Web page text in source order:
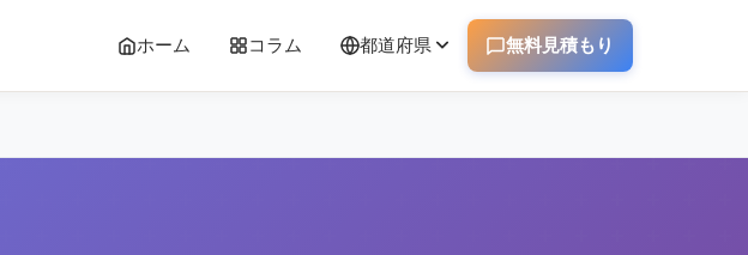
ホーム コラム 都道府県 無料見積もり